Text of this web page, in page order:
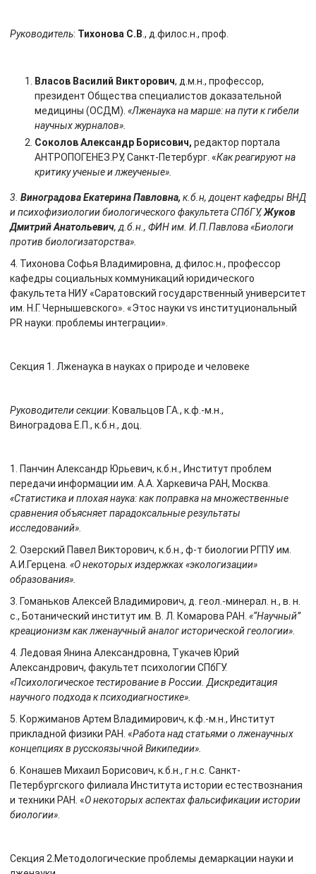
Руководитель: Тихонова С.В ., д.филос.н., проф.
Власов Василий Викторович, д.м.н., профессор,
президент Общества специалистов доказательной
медицины (ОСДМ). «Лженаука на марше: на пути к гибели
научных журналов».
Соколов Александр Борисович, редактор портала
АНТРОПОГЕНЕЗ.РУ, Санкт-Петербург. «Как реагируют на
критику ученые и лжеученые».
3. Виноградова Екатерина Павловна, к.б.н, доцент кафедры ВНД
и психофизиологии биологического факультета СПбГУ,Жуков
Дмитрий Анатольевич, д.б.н., ФИН им. И.П.Павлова «Биологи
против биологизаторства».
4. Тихонова Софья Владимировна, д.филос.н., профессор
кафедры социальных коммуникаций юридического
факультета НИУ «Саратовский государственный университет
им. Н.Г. Чернышевского». «Этос науки vs институциональный
PR науки: проблемы интеграции».
Секция 1. Лженаука в науках о природе и человеке
Руководители секции: Ковальцов Г.А., к.ф.-м.н.,
Виноградова Е.П., к.б.н., доц.
1. Панчин Александр Юрьевич, к.б.н., Институт проблем
передачи информации им. А.А. Харкевича РАН, Москва.
«Статистика и плохая наука: как поправка на множественные
сравнения объясняет парадоксальные результаты
исследований».
2. Озерский Павел Викторович, к.б.н., ф-т биологии РГПУ им.
А.И.Герцена. «О некоторых издержках «экологизации»
образования».
3. Гоманьков Алексей Владимирович, д. геол.-минерал. н., в. н.
с., Ботанический институт им. В. Л. Комарова РАН. «“Научный”
креационизм как лженаучный аналог исторической геологии»
4. Ледовая Янина Александровна, Тукачев Юрий
Александрович, факультет психологии СПбГУ.
«Психологическое тестирование в России. Дискредитация
научного подхода к психодиагностике».
5. Коржиманов Артем Владимирович, к.ф.-м.н., Институт
прикладной физики РАН. «Работа над статьями о лженаучных
концепциях в русскоязычной Википедии».
6. Конашев Михаил Борисович, к.б.н., г.н.с. Санкт-
Петербургского филиала Института истории естествознания
и техники РАН. «О некоторых аспектах фальсификации истории
биологии»
Секция 2.Методологические проблемы демаркации науки и